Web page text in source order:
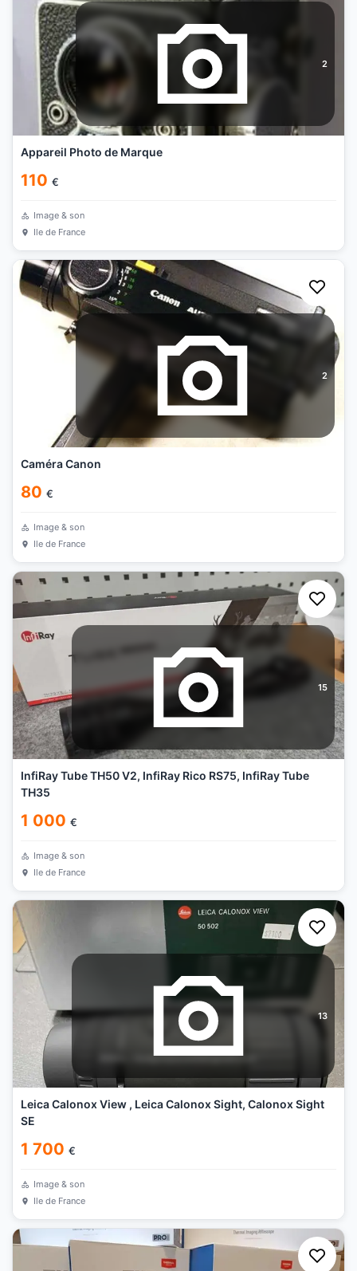
2
Appareil Photo de Marque
110 €
Image & son
Ile de France
2
Caméra Canon
80 €
Image & son
Ile de France
15
InfiRay Tube TH50 V2, InfiRay Rico RS75, InfiRay Tube
TH35
1 000 €
Image & son
Ile de France
13
Leica Calonox View , Leica Calonox Sight, Calonox Sight
SE
1 700 €
Image & son
Ile de France